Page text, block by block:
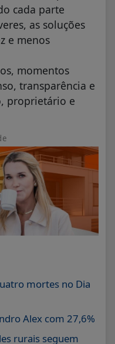
cada parte
as soluções
e menos
momentos
transparência e
proprietário e
mortes no Dia
Alex com 27,6%
rurais seguem